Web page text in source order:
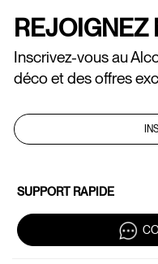
REJOIGNEZ
Inscrivez-vous au
déco et des offres
SUPPORT RAPIDE